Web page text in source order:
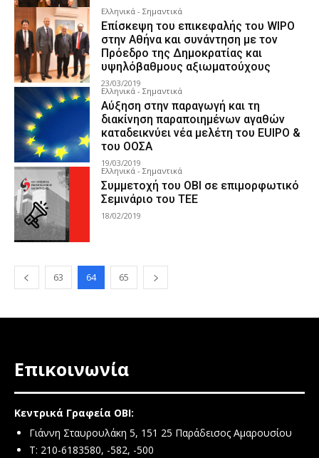
Ελληνικά - Σημαντικά
Επίσκεψη του επικεφαλής του WIPO
στην Αθήνα και συνάντηση με τον
Πρόεδρο της Δημοκρατίας και
υψηλόβαθμους αξιωματούχους
23/03/2019
Ελληνικά - Σημαντικά
Αύξηση στην παραγωγή και τη
διακίνηση παραποιημένων αγαθών
καταδεικνύει νέα μελέτη του EUIPO &
του ΟΟΣΑ
19/03/2019
Ελληνικά - Σημαντικά
Συμμετοχή του ΟΒΙ σε επιμορφωτικό
Σεμινάριο του ΤΕΕ
18/02/2019
63 64 65
Επικοινωνία
Κεντρικά Γραφεία ΟΒΙ:
Γιάννη Σταυρουλάκη 5, 151 25 Παράδεισος Αμαρουσίου
Τ: 210-6183580, -582, -500